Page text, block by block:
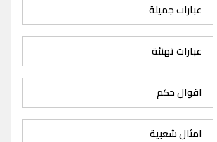
عبارات جميلة
عبارات تهنئة
اقوال حكم
امثال شعبية